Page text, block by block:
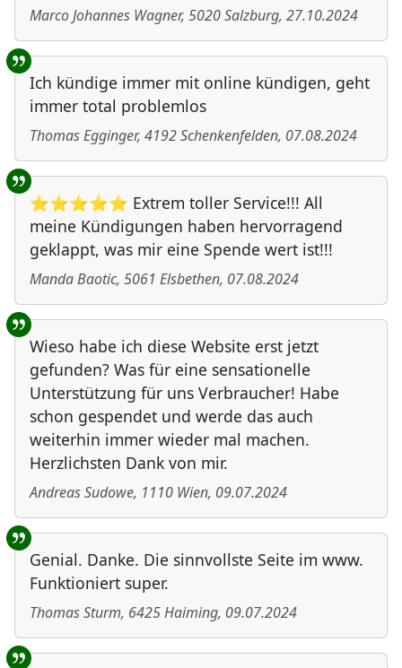
Marco Johannes Wagner, 5020Salzburg, 27.10.2024
Ich kündige immer mit online kündigen, geht
immer total problemlos
Thomas Egginger, 4192Schenkenfelden, 07.08.2024
⭐⭐⭐⭐⭐ Extrem toller Service!!! All
meine Kündigungen haben hervorragend
geklappt, was mir eine Spende wert ist!!!
Manda Baotic, 5061 Elsbethen, 07.08.2024
Wieso habe ich diese Website erst jetzt
gefunden? Was für eine sensationelle
Unterstützung für uns Verbraucher! Habe
schon gespendet und werde das auch
weiterhin immer wieder mal machen.
Herzlichsten Dank von mir.
Andreas Sudowe, 1110 Wien, 09.07.2024
Genial. Danke. Die sinnvollste Seite im www.
Funktioniert super.
Thomas Sturm, 6425Haiming, 09.07.2024